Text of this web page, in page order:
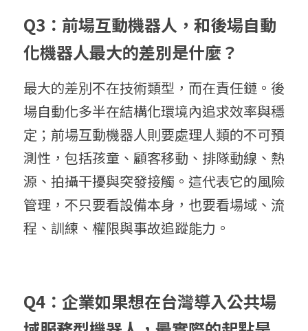
Q3：前場互動機器人，和後場自動
化機器人最大的差別是什麼？
最大的差別不在技術類型，而在責任鏈。後
場自動化多半在結構化環境內追求效率與穩
定；前場互動機器人則要處理人類的不可預
測性，包括孩童、顧客移動、排隊動線、熱
源、拍攝干擾與突發接觸。這代表它的風險
管理，不只要看設備本身，也要看場域、流
程、訓練、權限與事故追蹤能力。
Q4：企業如果想在台灣導入公共場